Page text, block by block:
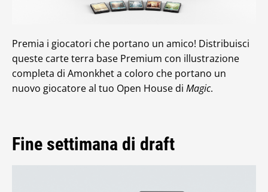
Premia i giocatori che portano un amico! Distribuisci
queste carte terra base Premium con illustrazione
completa di Amonkhet a coloro che portano un
nuovo giocatore al tuo Open House di Magic.
Fine settimana di draft